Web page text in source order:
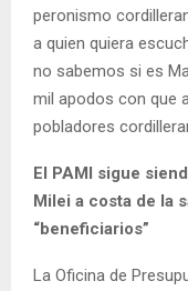
peronismo
a quien quiera
no sabemos si es
mil apodos con que
pobladores
El PAMI sigue
Milei a costa de la
“beneficiarios”
La Oficina de